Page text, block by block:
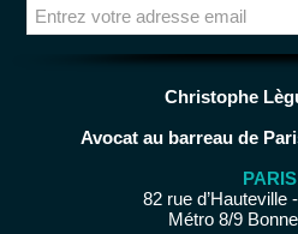
Christophe
Avocat au barreau de
PARIS
82 rue d’Hauteville
Métro 8/9